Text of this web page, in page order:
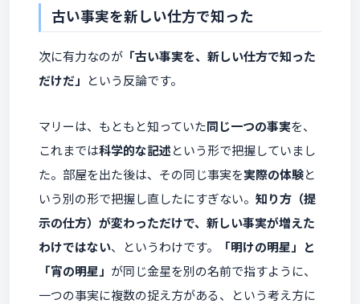
古い事実を新しい仕方で知った
次に有力なのが 「古い事実を、新しい仕方で知った
だけだ」 という反論です。
マリーは、もともと知っていた同じ一つの事実を、
これまでは科学的な記述という形で把握していまし
た。部屋を出た後は、その同じ事実を実際の体験と
いう別の形で把握し直したにすぎない。 知り方（提
示の仕方）が変わっただけで、新しい事実が増えた
わけではない、というわけです。
「明けの明星」と
「宵の明星」 が同じ金星を別の名前で指すように、
一つの事実に複数の捉え方がある、という考え方に